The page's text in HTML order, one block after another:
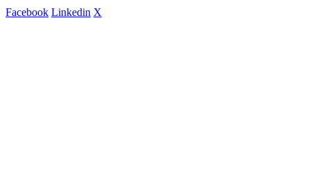
Facebook Linkedin X